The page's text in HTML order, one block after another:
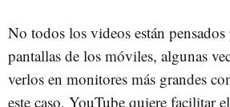
No todos los videos están pensados
pantallas de los móviles, algunas
verlos en monitores más grandes
este caso, YouTube quiere facilitar